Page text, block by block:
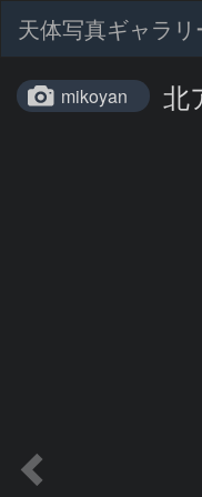
天体写真ギャラリ
mikoyan 北